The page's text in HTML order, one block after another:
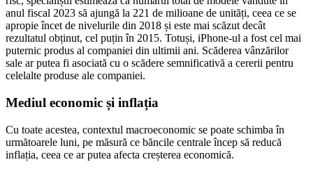
anul fiscal 2023 să ajungă la 221 de milioane de unități, ceea ce se
apropie încet de nivelurile din 2018 și este mai scăzut decât
rezultatul obținut, cel puțin în 2015. Totuși, iPhone-ul a fost cel mai
puternic produs al companiei din ultimii ani. Scăderea vânzărilor
sale ar putea fi asociată cu o scădere semnificativă a cererii pentru
celelalte produse ale companiei.
Mediul economic și inflația
Cu toate acestea, contextul macroeconomic se poate schimba în
următoarele luni, pe măsură ce băncile centrale încep să reducă
inflația, ceea ce ar putea afecta creșterea economică.